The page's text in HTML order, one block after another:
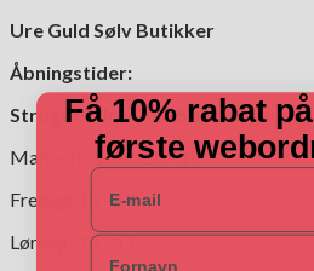
Ure Guld Sølv Butikker
Åbningstider:
Strøgets Ure Guld Sølv: Nygade 7,
Man – Torsdag: 10 - 18
Fredag: 10 - 19
Lørdag: 10 - 17
Få 10% rabat
første
E-mail
Navn